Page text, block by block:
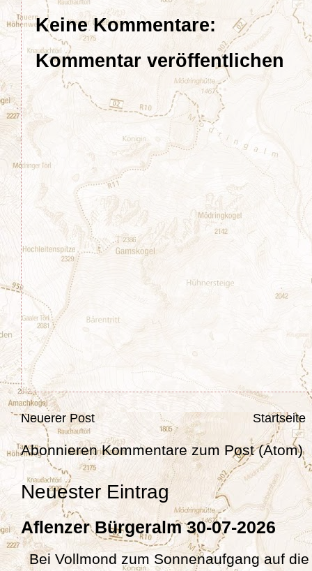
Keine Kommentare:
Kommentar veröffentlichen
Neuerer Post Startseite
AbonnierenKommentare zum Post (Atom)
Neuester Eintrag
Aflenzer Bürgeralm 30-07-2026
Bei Vollmond zum Sonnenaufgang auf